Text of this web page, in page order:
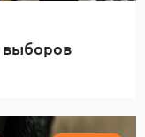
выборов